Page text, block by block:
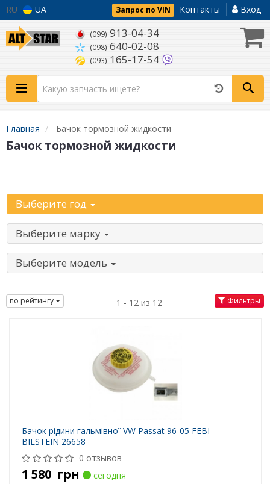
RU UA Запрос по VIN Контакты Вход
(099) 913-04-34
(098) 640-02-08
(093) 165-17-54
Главная Бачок тормозной жидкости
Бачок тормозной жидкости
Выберите год
Выберите марку
Выберите модель
по рейтингу 1 - 12 из 12 Фильтры
Бачок рідини гальмівної VW Passat 96-05 FEBI
BILSTEIN 26658
0 отзывов
1 580 грн
сегодня